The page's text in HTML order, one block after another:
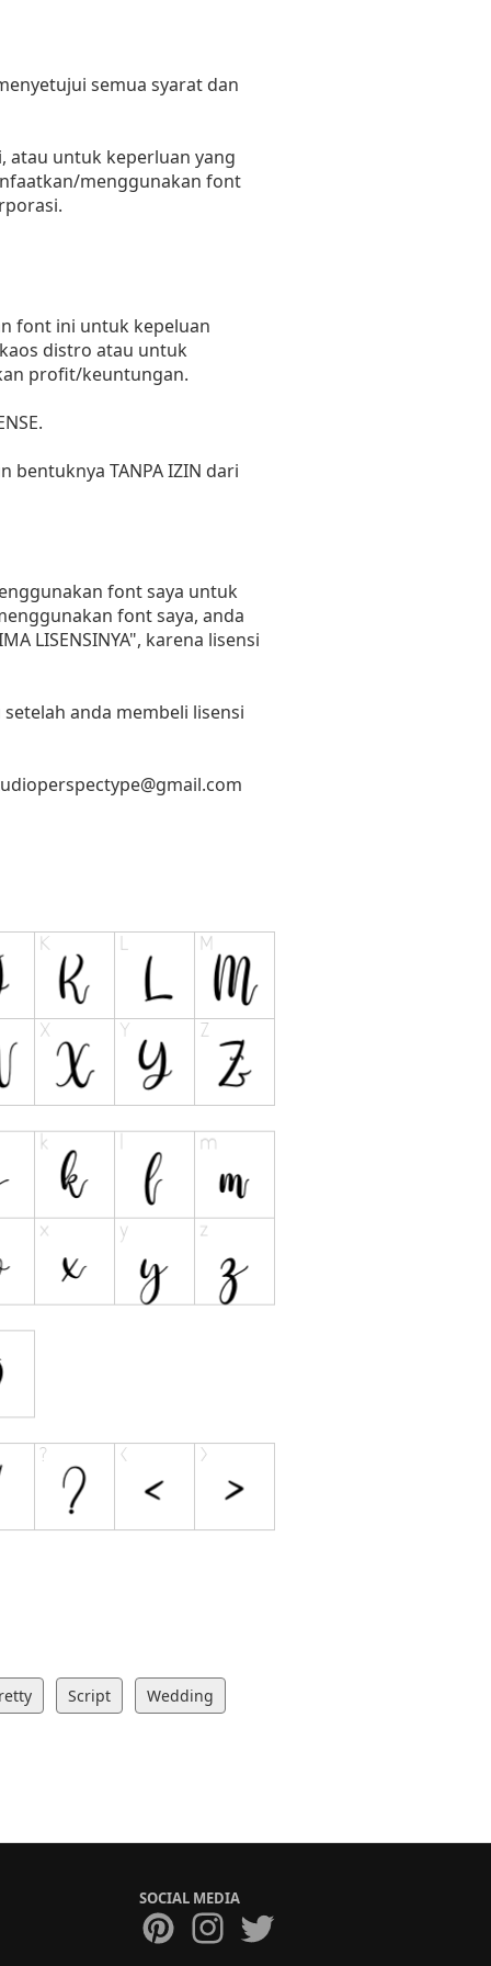
semua syarat dan
atau untuk keperluan yang
menggunakan font
font ini untuk kepeluan
distro atau untuk
profit/keuntungan.
TANPA IZIN dari
font saya untuk
font saya, anda
LISENSINYA", karena lisensi
anda membeli lisensi
Script Wedding
SOCIAL MEDIA